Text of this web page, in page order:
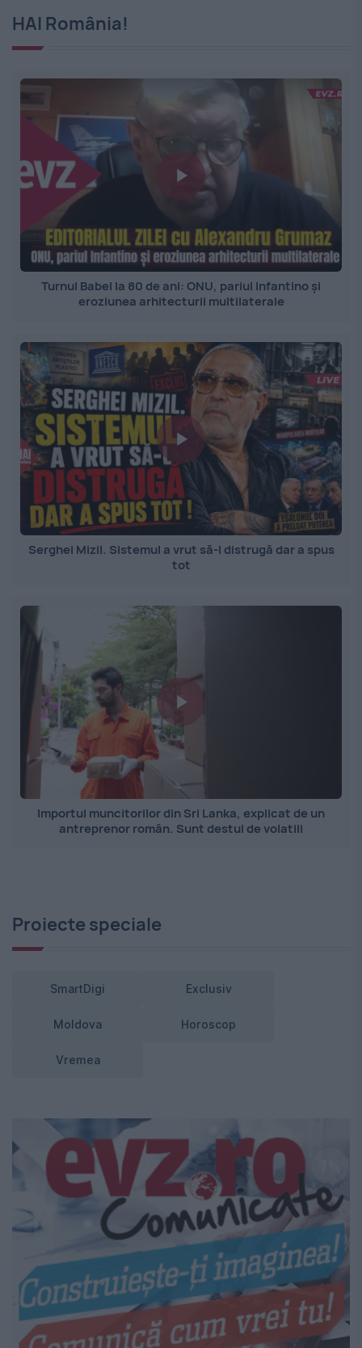
HAI România!
Turnul Babel la 80 de ani: ONU, pariul Infantino și
eroziunea arhitecturii multilaterale
Serghei Mizil. Sistemul a vrut să-l distrugă dar a spus
tot
Importul muncitorilor din Sri Lanka, explicat de un
antreprenor român. Sunt destul de volatili
Proiecte speciale
SmartDigi Exclusiv
Moldova Horoscop
Vremea